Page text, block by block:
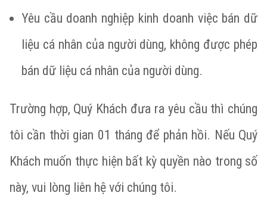
Yêu cầu doanh nghiệp kinh doanh việc bán dữ
liệu cá nhân của người dùng, không được phép
bán dữ liệu cá nhân của người dùng.
Trường hợp, Quý Khách đưa ra yêu cầu thì chúng
tôi cần thời gian 01 tháng để phản hồi. Nếu Quý
Khách muốn thực hiện bất kỳ quyền nào trong số
này, vui lòng liên hệ với chúng tôi.